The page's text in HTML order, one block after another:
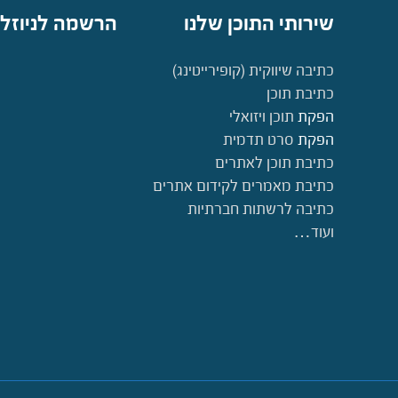
שירותי התוכן שלנו
כתיבה שיווקית (קופירייטינג)
כתיבת תוכן
הפקת תוכן ויזואלי
הפקת סרט תדמית
כתיבת תוכן לאתרים
כתיבת מאמרים לקידום אתרים
כתיבה לרשתות חברתיות
ועוד…
הרשמה